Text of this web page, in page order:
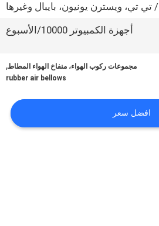
/ تي تي، ويسترن يونيون، بايبال وغيرها
أجهزة الكمبيوتر 10000/الأسبوع
مجموعات ركوب الهواء، منفاخ الهواء المطاط,
rubber air bellows
افضل سعر